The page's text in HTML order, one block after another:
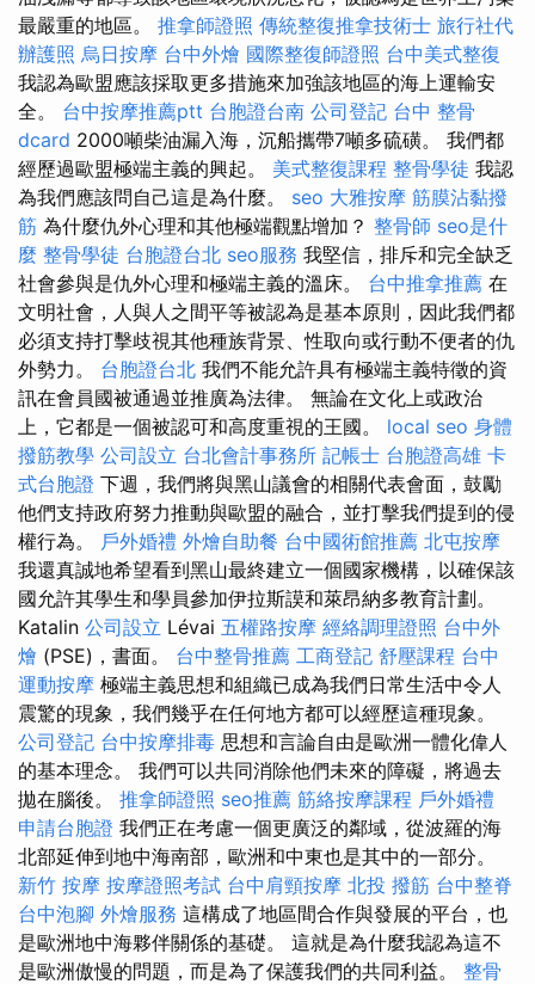
最嚴重的地區。 推拿師證照 傳統整復推拿技術士 旅行社代
辦護照 烏日按摩 台中外燴 國際整復師證照 台中美式整復
我認為歐盟應該採取更多措施來加強該地區的海上運輸安
全。 台中按摩推薦ptt 台胞證台南 公司登記 台中 整骨
dcard 2000噸柴油漏入海，沉船攜帶7噸多硫磺。 我們都
經歷過歐盟極端主義的興起。 美式整復課程 整骨學徒 我認
為我們應該問自己這是為什麼。 seo 大雅按摩 筋膜沾黏撥
筋 為什麼仇外心理和其他極端觀點增加？ 整骨師 seo是什
麼 整骨學徒 台胞證台北 seo服務 我堅信，排斥和完全缺乏
社會參與是仇外心理和極端主義的溫床。 台中推拿推薦 在
文明社會，人與人之間平等被認為是基本原則，因此我們都
必須支持打擊歧視其他種族背景、性取向或行動不便者的仇
外勢力。 台胞證台北 我們不能允許具有極端主義特徵的資
訊在會員國被通過並推廣為法律。 無論在文化上或政治
上，它都是一個被認可和高度重視的王國。 local seo 身體
撥筋教學 公司設立 台北會計事務所 記帳士 台胞證高雄 卡
式台胞證 下週，我們將與黑山議會的相關代表會面，鼓勵
他們支持政府努力推動與歐盟的融合，並打擊我們提到的侵
權行為。 戶外婚禮 外燴自助餐 台中國術館推薦 北屯按摩
我還真誠地希望看到黑山最終建立一個國家機構，以確保該
國允許其學生和學員參加伊拉斯謨和萊昂納多教育計劃。
Katalin 公司設立 Lévai 五權路按摩 經絡調理證照 台中外
燴 (PSE)，書面。 台中整骨推薦 工商登記 舒壓課程 台中
運動按摩 極端主義思想和組織已成為我們日常生活中令人
震驚的現象，我們幾乎在任何地方都可以經歷這種現象。
公司登記 台中按摩排毒 思想和言論自由是歐洲一體化偉人
的基本理念。 我們可以共同消除他們未來的障礙，將過去
拋在腦後。 推拿師證照 seo推薦 筋絡按摩課程 戶外婚禮
申請台胞證 我們正在考慮一個更廣泛的鄰域，從波羅的海
北部延伸到地中海南部，歐洲和中東也是其中的一部分。
新竹 按摩 按摩證照考試 台中肩頸按摩 北投 撥筋 台中整脊
台中泡腳 外燴服務 這構成了地區間合作與發展的平台，也
是歐洲地中海夥伴關係的基礎。 這就是為什麼我認為這不
是歐洲傲慢的問題，而是為了保護我們的共同利益。 整骨